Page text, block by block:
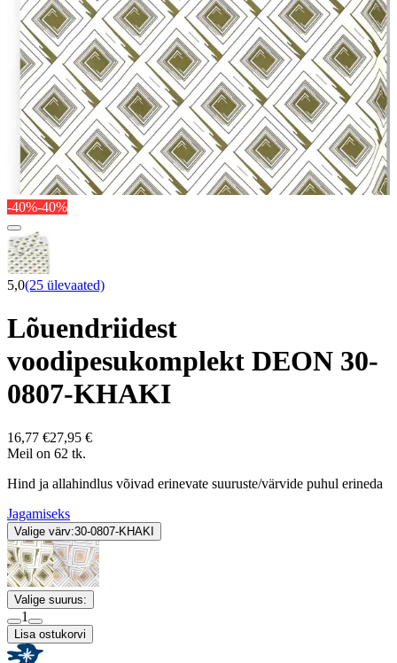
-40%-40%
5,0(25 ülevaated)
Lõuendriidest
voodipesukomplekt DEON 30-
0807-KHAKI
16,77 €27,95 €
Meil on 62 tk.
Hind ja allahindlus võivad erinevate suuruste/värvide puhul erineda
Jagamiseks
Valige värv:30-0807-KHAKI
Valige suurus:
1
Lisa ostukorvi